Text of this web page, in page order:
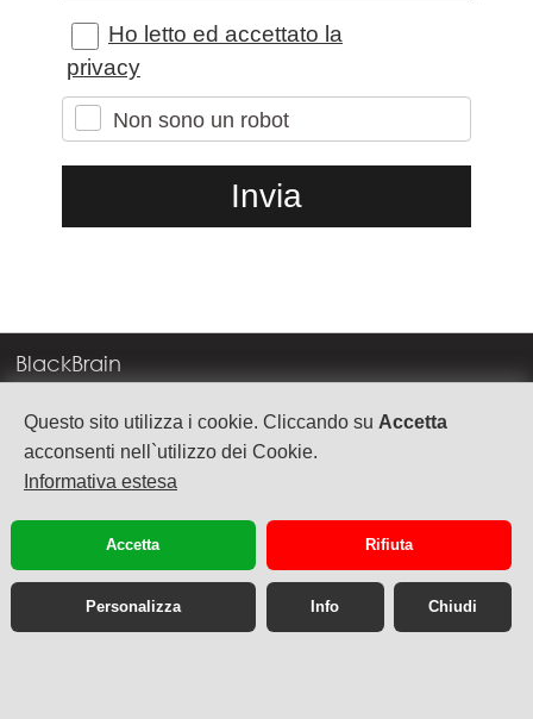
Questo sito utilizza i cookie. Cliccando su Accetta
acconsenti nell`utilizzo dei Cookie.
Informativa estesa
Accetta Rifiuta
Personalizza Info Chiudi
Ho letto ed accettato la
privacy
Non sono un robot
BlackBrain
Corso Milano, 83
37138 Verona
info@blackbrain.it
TEL. +39 045 575888
P.Iva 03992340236